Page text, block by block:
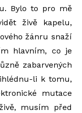
Bylo to pro mě
živě kapelu,
žánru snaží
hlavním, co je
zabarvených
li k tomu,
mutace
musím před